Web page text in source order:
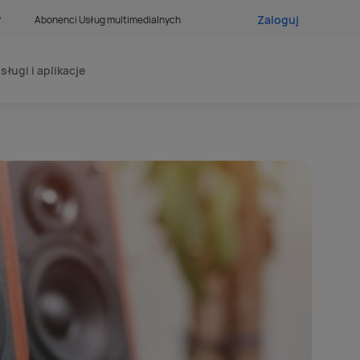
Abonenci Usług multimedialnych Zaloguj
i aplikacje